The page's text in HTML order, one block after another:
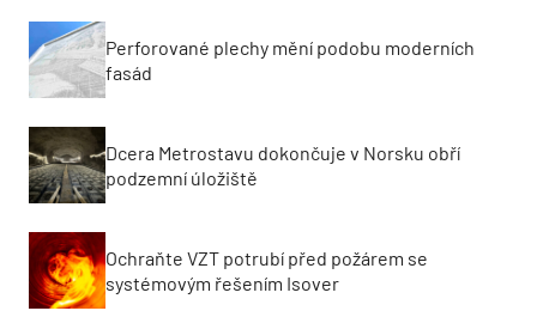
Perforované plechy mění podobu moderních
fasád
Dcera Metrostavu dokončuje v Norsku obří
podzemní úložiště
Ochraňte VZT potrubí před požárem se
systémovým řešením Isover